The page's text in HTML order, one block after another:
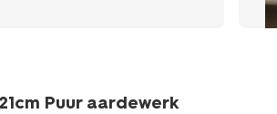
Puur aardewerk